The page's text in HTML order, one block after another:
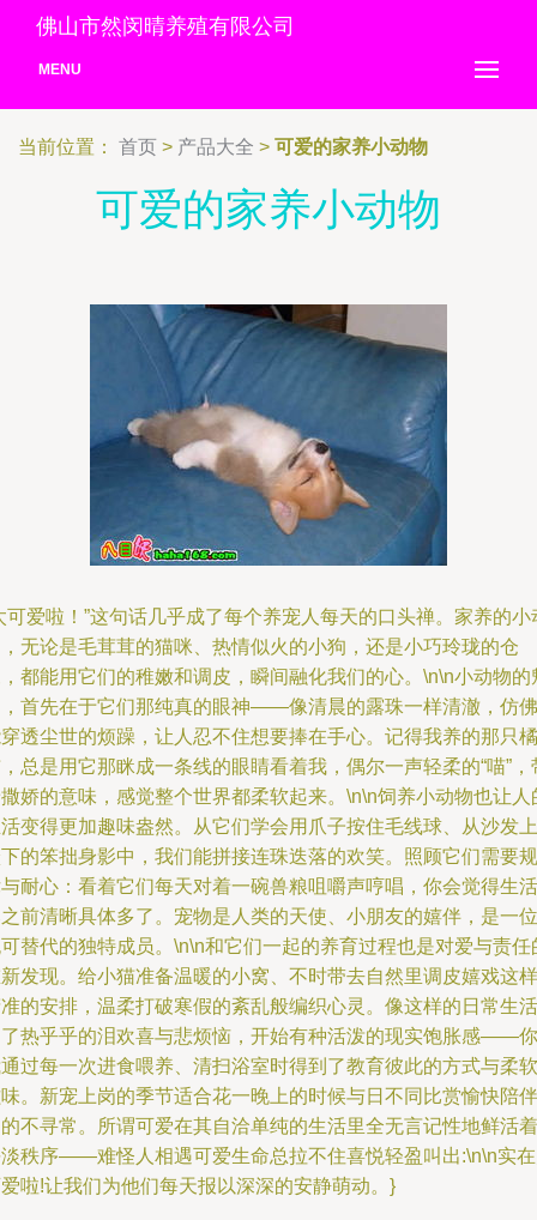
佛山市然闵晴养殖有限公司
MENU
当前位置： 首页 > 产品大全 > 可爱的家养小动物
可爱的家养小动物
可爱啦！”这句话几乎成了每个养宠人每天的口头禅。家养的小
无论是毛茸茸的猫咪、热情似火的小狗，还是小巧玲珑的仓
都能用它们的稚嫩和调皮，瞬间融化我们的心。\n\n小动物的
首先在于它们那纯真的眼神——像清晨的露珠一样清澈，仿佛
透尘世的烦躁，让人忍不住想要捧在手心。记得我养的那只橘
总是用它那眯成一条线的眼睛看着我，偶尔一声轻柔的“喵”，
娇的意味，感觉整个世界都柔软起来。\n\n饲养小动物也让人
变得更加趣味盎然。从它们学会用爪子按住毛线球、从沙发上
的笨拙身影中，我们能拼接连珠迭落的欢笑。照顾它们需要规
耐心：看着它们每天对着一碗兽粮咀嚼声哼唱，你会觉得生活
前清晰具体多了。宠物是人类的天使、小朋友的嬉伴，是一位
替代的独特成员。\n\n和它们一起的养育过程也是对爱与责任
发现。给小猫准备温暖的小窝、不时带去自然里调皮嬉戏这样
的安排，温柔打破寒假的紊乱般编织心灵。像这样的日常生活
热乎乎的泪欢喜与悲烦恼，开始有种活泼的现实饱胀感——你
过每一次进食喂养、清扫浴室时得到了教育彼此的方式与柔软
。新宠上岗的季节适合花一晚上的时候与日不同比赏愉快陪伴
不寻常。所谓可爱在其自洽单纯的生活里全无言记性地鲜活着
秩序——难怪人相遇可爱生命总拉不住喜悦轻盈叫出:\n\n实
啦!让我们为他们每天报以深深的安静萌动。}